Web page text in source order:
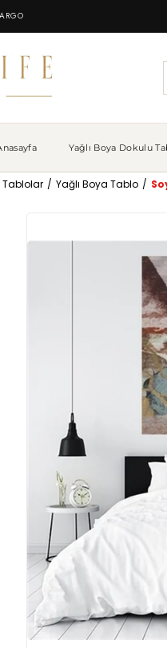
Yağlı Boya Dokulu
Tablolar Yağlı Boya Tablo